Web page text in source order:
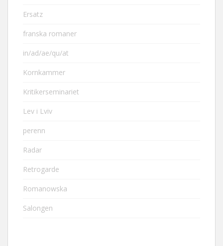
Ersatz
franska romaner
in/ad/ae/qu/at
Kornkammer
Kritikerseminariet
Lev i Lviv
perenn
Radar
Retrogarde
Romanowska
Salongen